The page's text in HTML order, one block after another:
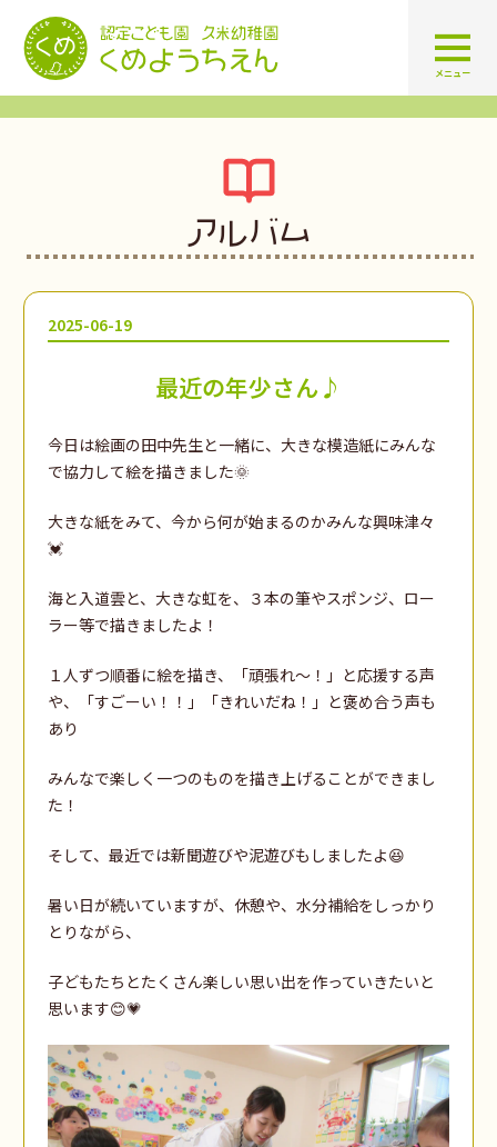
認定こども園 学校法人久米幼
メニュー
アルバム
2025-06-19
最近の年少さん♪
今日は絵画の田中先生と一緒に、大きな模造紙にみんな
で協力して絵を描きました🌞
大きな紙をみて、今から何が始まるのかみんな興味津々
💓
海と入道雲と、大きな虹を、３本の筆やスポンジ、ロー
ラー等で描きましたよ！
１人ずつ順番に絵を描き、「頑張れ～！」と応援する声
や、「すごーい！！」「きれいだね！」と褒め合う声も
あり
みんなで楽しく一つのものを描き上げることができまし
た！
そして、最近では新聞遊びや泥遊びもしましたよ😆
暑い日が続いていますが、休憩や、水分補給をしっかり
とりながら、
子どもたちとたくさん楽しい思い出を作っていきたいと
思います😊💗